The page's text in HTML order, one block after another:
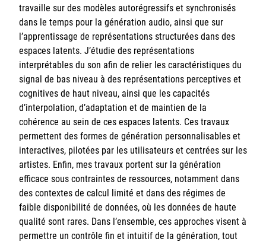
travaille sur des modèles autorégressifs et synchronisés
dans le temps pour la génération audio, ainsi que sur
l’apprentissage de représentations structurées dans des
espaces latents. J’étudie des représentations
interprétables du son afin de relier les caractéristiques du
signal de bas niveau à des représentations perceptives et
cognitives de haut niveau, ainsi que les capacités
d’interpolation, d’adaptation et de maintien de la
cohérence au sein de ces espaces latents. Ces travaux
permettent des formes de génération personnalisables et
interactives, pilotées par les utilisateurs et centrées sur les
artistes. Enfin, mes travaux portent sur la génération
efficace sous contraintes de ressources, notamment dans
des contextes de calcul limité et dans des régimes de
faible disponibilité de données, où les données de haute
qualité sont rares. Dans l’ensemble, ces approches visent à
permettre un contrôle fin et intuitif de la génération, tout